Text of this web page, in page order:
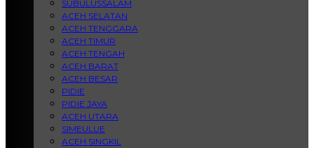
SUBULUSSALAM
ACEH SELATAN
ACEH TENGGARA
ACEH TIMUR
ACEH TENGAH
ACEH BARAT
ACEH BESAR
PIDIE
PIDIE JAYA
ACEH UTARA
SIMEULUE
ACEH SINGKIL